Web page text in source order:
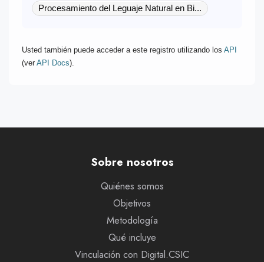
Procesamiento del Leguaje Natural en Bi...
Usted también puede acceder a este registro utilizando los API
(ver API Docs).
Sobre nosotros
Quiénes somos
Objetivos
Metodología
Qué incluye
Vinculación con Digital.CSIC